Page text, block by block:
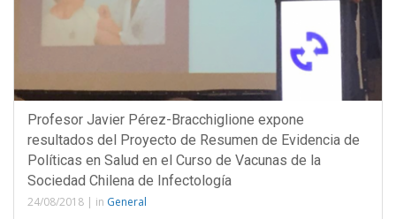
Profesor Javier Pérez-Bracchiglione expone
resultados del Proyecto de Resumen de Evidencia de
Políticas en Salud en el Curso de Vacunas de la
Sociedad Chilena de Infectología
24/08/2018 | in General